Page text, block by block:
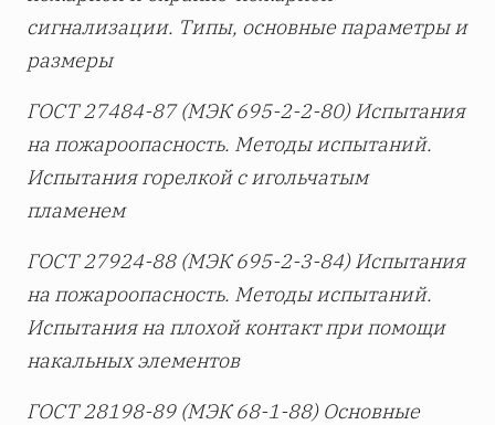
сигнализации. Типы, основные параметры и
размеры
ГОСТ 27484-87 (МЭК 695-2-2-80) Испытания
на пожароопасность. Методы испытаний.
Испытания горелкой с игольчатым
пламенем
ГОСТ 27924-88 (МЭК 695-2-3-84) Испытания
на пожароопасность. Методы испытаний.
Испытания на плохой контакт при помощи
накальных элементов
ГОСТ 28198-89 (МЭК 68-1-88) Основные